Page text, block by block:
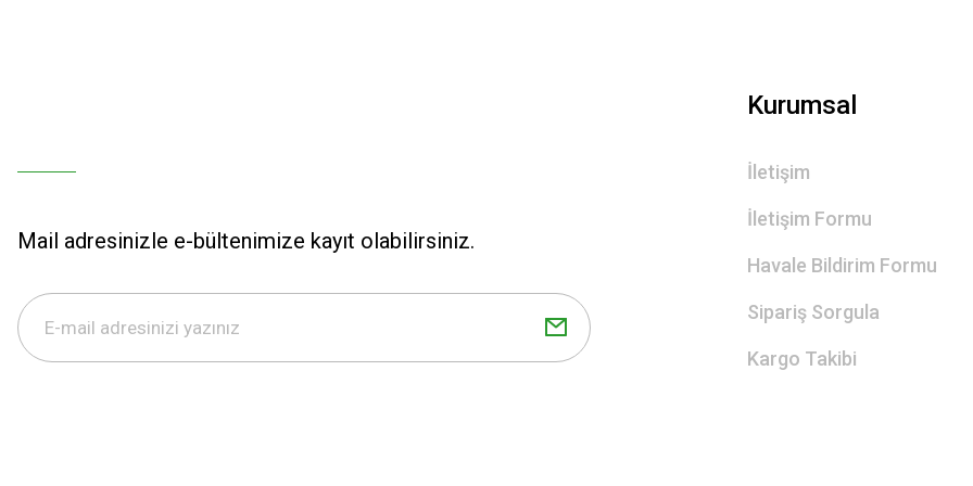
Gönder
Mail adresinizle e-bültenimize kayıt olabilirsiniz.
Kurumsal
İletişim
İletişim Formu
Havale Bildirim Formu
Sipariş Sorgula
Kargo Takibi